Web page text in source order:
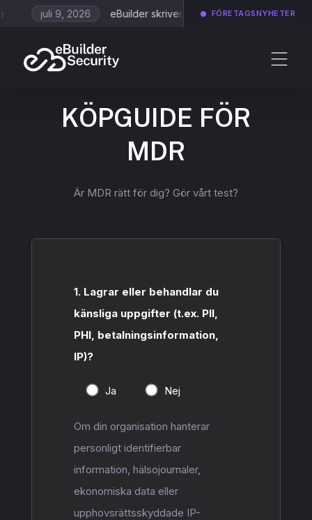
juli 9, 2026 eBuilder skriver avtal kring Application
FÖRETAGSNYHETER
KÖPGUIDE FÖR
MDR
Är MDR rätt för dig? Gör vårt test?
1. Lagrar eller behandlar du
känsliga uppgifter (t.ex. PII,
PHI, betalningsinformation,
IP)?
Ja Nej
Om din organisation hanterar
personligt identifierbar
information, hälsojournaler,
ekonomiska data eller
upphovsrättsskyddade IP-